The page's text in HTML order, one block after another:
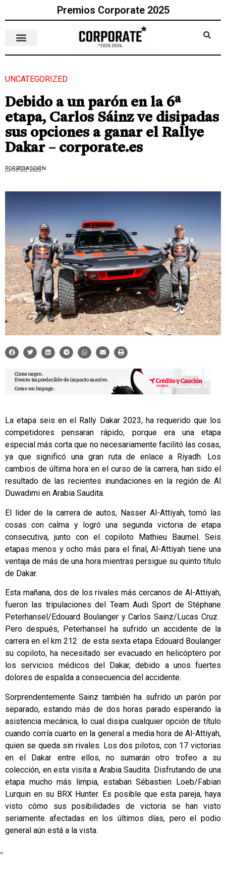
Premios Corporate 2025
UNCATEGORIZED
Debido a un parón en la 6ª
etapa, Carlos Sáinz ve disipadas
sus opciones a ganar el Rallye
Dakar – corporate.es
POR REDACCIÓN
junio 25, 2023
La etapa seis en el Rally Dakar 2023, ha requerido que los
competidores pensaran rápido, porque era una etapa
especial más corta que no necesariamente facilitó las cosas,
ya que significó una gran ruta de enlace a Riyadh. Los
cambios de última hora en el curso de la carrera, han sido el
resultado de las recientes inundaciones en la región de Al
Duwadimi en Arabia Saudita.
El líder de la carrera de autos, Nasser Al-Attiyah, tomó las
cosas con calma y logró una segunda victoria de etapa
consecutiva, junto con el copiloto Mathieu Baumel. Seis
etapas menos y ocho más para el final, Al-Attiyah tiene una
ventaja de más de una hora mientras persigue su quinto título
de Dakar.
Esta mañana, dos de los rivales más cercanos de Al-Attiyah,
fueron las tripulaciones del Team Audi Sport de Stéphane
Peterhansel/Edouard Boulanger y Carlos Sainz/Lucas Cruz.
Pero después, Peterhansel ha sufrido un accidente de la
carrera en el km 212 de esta sexta etapa Edouard Boulanger
su copiloto, ha necesitado ser evacuado en helicóptero por
los servicios médicos del Dakar, debido a unos fuertes
dolores de espalda a consecuencia del accidente.
Sorprendentemente Sainz también ha sufrido un parón por
separado, estando más de dos horas parado esperando la
asistencia mecánica, lo cual disipa cualquier opción de título
cuando corría cuarto en la general a media hora de Al-Attiyah,
quien se queda sin rivales. Los dos pilotos, con 17 victorias
en el Dakar entre ellos, no sumarán otro trofeo a su
colección, en esta visita a Arabia Saudita. Disfrutando de una
etapa mucho más limpia, estaban Sébastien Loeb/Fabian
Lurquin en su BRX Hunter. Es posible que esta pareja, haya
visto cómo sus posibilidades de victoria se han visto
seriamente afectadas en los últimos días, pero el podio
general aún está a la vista.
"